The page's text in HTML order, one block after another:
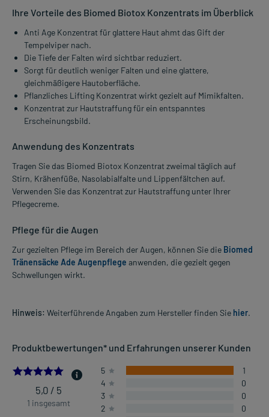
Ihre Vorteile des Biomed Biotox Konzentrats im Überblick
Anti Age Konzentrat für glattere Haut ahmt das Gift der
Tempelviper nach.
Die Tiefe der Falten wird sichtbar reduziert.
Sorgt für deutlich weniger Falten und eine glattere,
gleichmäßigere Hautoberfläche.
Pflanzliches Lifting Konzentrat wirkt gezielt auf Mimikfalten.
Konzentrat zur Hautstraffung für ein entspanntes
Erscheinungsbild.
Anwendung des Konzentrats
Tragen Sie das Biomed Biotox Konzentrat zweimal täglich auf
Stirn, Krähenfüße, Nasolabialfalte und Lippenfältchen auf.
Verwenden Sie das Konzentrat zur Hautstraffung unter Ihrer
Pflegecreme.
Pflege für die Augen
Zur gezielten Pflege im Bereich der Augen, können Sie die Biomed
Tränensäcke Ade Augenpflege anwenden, die gezielt gegen
Schwellungen wirkt.
Hinweis: Weiterführende Angaben zum Hersteller finden Sie hier.
Produktbewertungen* und Erfahrungen unserer Kunden
5.0
5,0 / 5
1 insgesamt
5
1
4
0
3
0
2
0